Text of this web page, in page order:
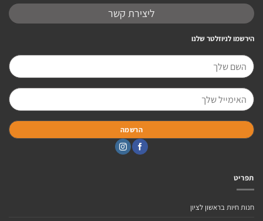
ליצירת קשר
הירשמו לניוזלטר שלנו
תפריט
חנות חיות בראשון לציון